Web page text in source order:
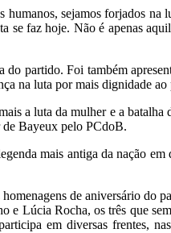
sejamos forjados
faz hoje. Não é apenas
partido. Foi também
na luta por mais dignidade ao
a luta da mulher e a
de Bayeux pelo PCdoB.
mais antiga da nação em
de aniversário do
Lúcia Rocha, os três que
em diversas frentes,